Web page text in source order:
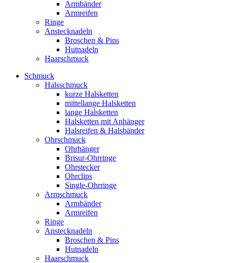
Armbänder
Armreifen
Ringe
Anstecknadeln
Broschen & Pins
Hutnadeln
Haarschmuck
Schmuck
Halsschmuck
kurze Halsketten
mittellange Halsketten
lange Halsketten
Halsketten mit Anhänger
Halsreifen & Halsbänder
Ohrschmuck
Ohrhänger
Brisur-Ohrringe
Ohrstecker
Ohrclips
Single-Ohrringe
Armschmuck
Armbänder
Armreifen
Ringe
Anstecknadeln
Broschen & Pins
Hutnadeln
Haarschmuck